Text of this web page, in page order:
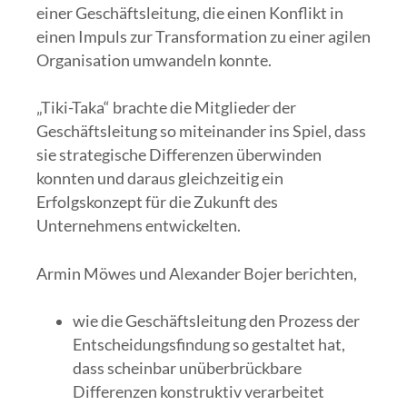
einer Geschäftsleitung, die einen Konflikt in
einen Impuls zur Transformation zu einer agilen
Organisation umwandeln konnte.
„Tiki-Taka“ brachte die Mitglieder der
Geschäftsleitung so miteinander ins Spiel, dass
sie strategische Differenzen überwinden
konnten und daraus gleichzeitig ein
Erfolgskonzept für die Zukunft des
Unternehmens entwickelten.
Armin Möwes und Alexander Bojer berichten,
wie die Geschäftsleitung den Prozess der
Entscheidungsfindung so gestaltet hat,
dass scheinbar unüberbrückbare
Differenzen konstruktiv verarbeitet